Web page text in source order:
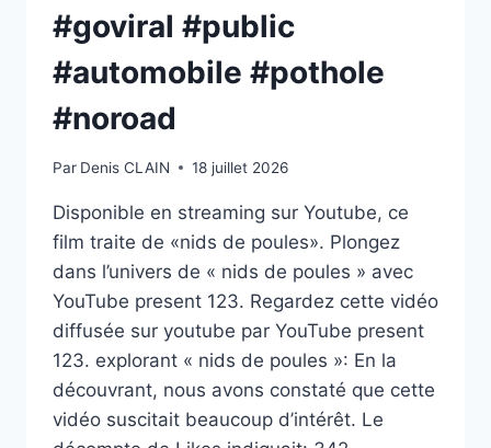
#goviral #public
#automobile #pothole
#noroad
Par Denis CLAIN 18 juillet 2026
Disponible en streaming sur Youtube, ce
film traite de «nids de poules». Plongez
dans l’univers de « nids de poules » avec
YouTube present 123. Regardez cette vidéo
diffusée sur youtube par YouTube present
123. explorant « nids de poules »: En la
découvrant, nous avons constaté que cette
vidéo suscitait beaucoup d’intérêt. Le